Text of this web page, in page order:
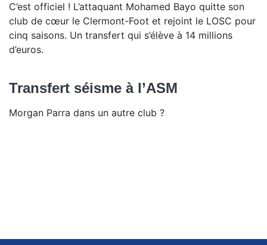
C’est officiel ! L’attaquant Mohamed Bayo quitte son
club de cœur le Clermont-Foot et rejoint le LOSC pour
cinq saisons. Un transfert qui s’élève à 14 millions
d’euros.
Transfert séisme à l’ASM
Morgan Parra dans un autre club ?